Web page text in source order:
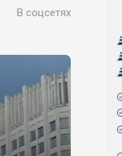
В соцсетях